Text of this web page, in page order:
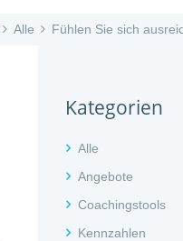
Alle Fühlen Sie sich
Kategorien
Alle
Angebote
Coachingstools
Kennzahlen